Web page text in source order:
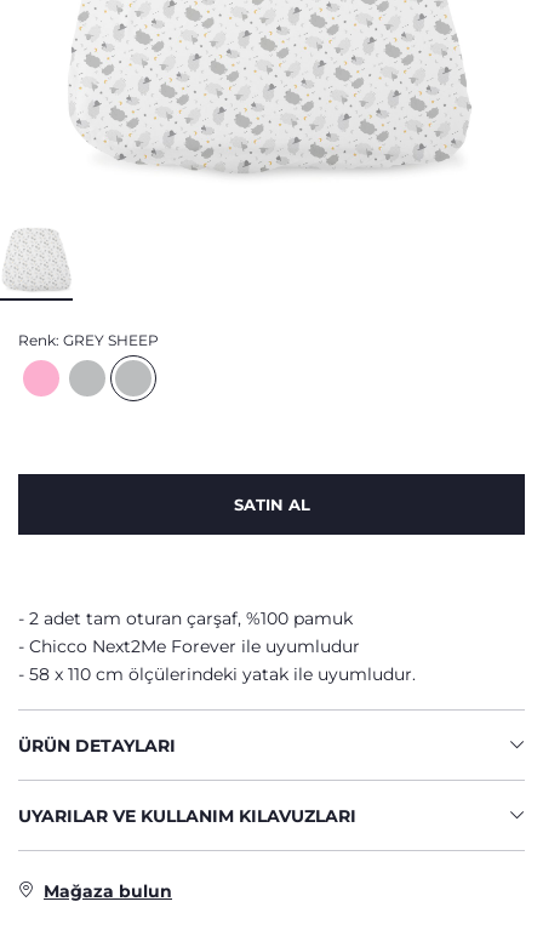
Renk: GREY SHEEP
SATIN AL
2 adet tam oturan çarşaf, %100 pamuk
Chicco Next2Me Forever ile uyumludur
58 x 110 cm ölçülerindeki yatak ile uyumludur.
ÜRÜN DETAYLARI
UYARILAR VE KULLANIM KILAVUZLARI
Mağaza bulun